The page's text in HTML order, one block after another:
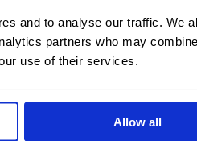
and to analyse our traffic. We
partners who may
use of their services.
Allow all